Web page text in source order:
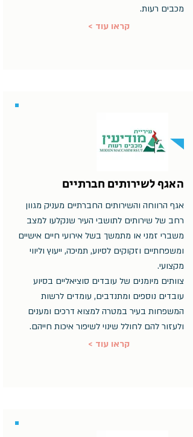
מכבים רעות.
< קראו עוד
האגף לשירותים חברתיים
אגף הרווחה והשירותים החברתיים מעניק מגוון
רחב של שירותים לתושבי העיר שנקלעו למצב
משברי זמני או מתמשך בשל אירועי חיים אישיים
ומשפחתיים וזקוקים לסיוע, תמיכה, ייעוץ וליווי
מקצועי.
צוותים מיומנים של עובדים סוציאליים בסיוע
עובדים נוספים ומתנדבים, עומדים לרשות
המשפחות בעיר במטרה למצוא דרכים ומענים
ולעזור להם לחולל שינוי לשיפור איכות חייהם.
< קראו עוד